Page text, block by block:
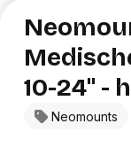
Neomounts
10-24" -